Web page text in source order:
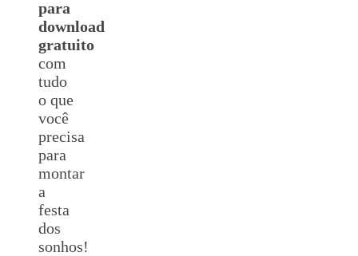
para
download
gratuito
com
tudo
o que
você
precisa
para
montar
a
festa
dos
sonhos!